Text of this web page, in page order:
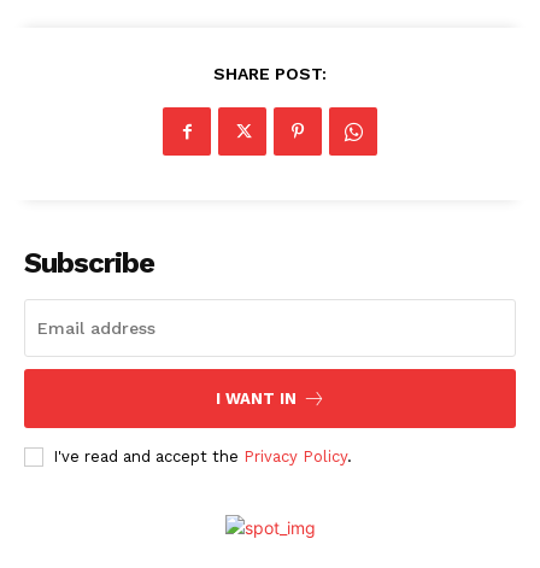
SHARE POST:
Subscribe
I WANT IN
I've read and accept the Privacy Policy.